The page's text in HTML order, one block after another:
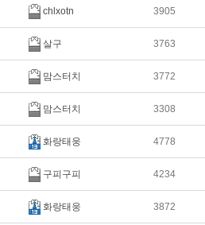
chlxotn 3905
살구 3763
맘스터치 3772
맘스터치 3308
화랑태웅 4778
구피구피 4234
화랑태웅 3872